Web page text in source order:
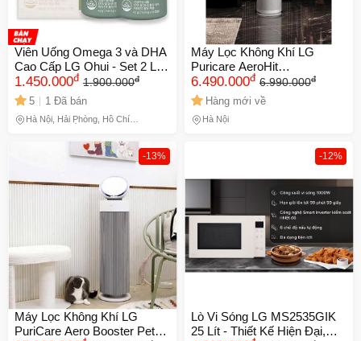
Viên Uống Omega 3 và DHA
Cao Cấp LG Ohui - Set 2 Lọ
112 Viên, Bổ Sung Thông
Minh, Tăng Cường Trí Nhớ
và Phát Triển Não Bộ
1.450.000đ 1.900.000đ
5 1 Đã bán
Hà Nội, Hải Phòng, Hồ Chí
Máy Lọc Không Khí LG
Puricare AeroHit
AS35GGW10 - Công Nghệ
Cảm Biến Siêu Nhạy, 360
Safe Plus, Điều Khiển Thông
Minh, Hoạt Động Êm Ái 25db
6.490.000đ 6.990.000đ
Hàng mới về
Hà Nội
-13%
Máy Lọc Không Khí LG
PuriCare Aero Booster Pet
-12%
Lò Vi Sóng LG MS2535GIK
25 Lít - Thiết Kế Hiện Đại,